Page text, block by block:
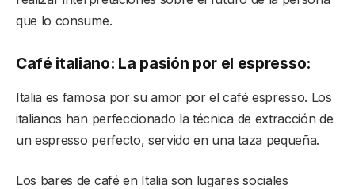
que lo consume.
Café italiano: La pasión por el espresso:
Italia es famosa por su amor por el café espresso. Los
italianos han perfeccionado la técnica de extracción de
un espresso perfecto, servido en una taza pequeña.
Los bares de café en Italia son lugares sociales